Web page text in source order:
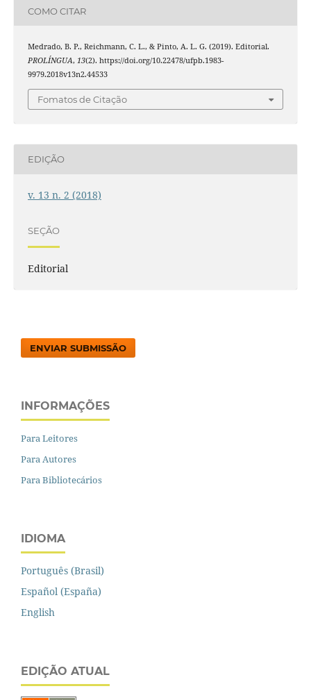
COMO CITAR
Medrado, B. P., Reichmann, C. L., & Pinto, A. L. G. (2019). Editorial.
PROLÍNGUA, 13(2). https://doi.org/10.22478/ufpb.1983-
9979.2018v13n2.44533
Fomatos de Citação
EDIÇÃO
v. 13 n. 2 (2018)
SEÇÃO
Editorial
ENVIAR SUBMISSÃO
INFORMAÇÕES
Para Leitores
Para Autores
Para Bibliotecários
IDIOMA
Português (Brasil)
Español (España)
English
EDIÇÃO ATUAL